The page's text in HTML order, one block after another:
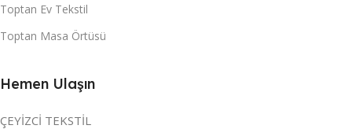
Toptan Ev Tekstil
Toptan Masa Örtüsü
Hemen Ulaşın
ÇEYİZCİ TEKSTİL